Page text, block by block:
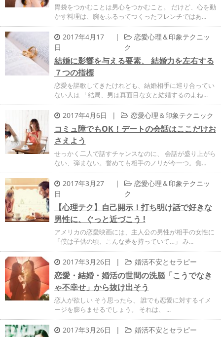
胃袋をつかむことは男心をつかむこと。 だけど、心を動
かす料理は、腕をふるってつくったフレンチではあ...
2017年4月17
日
|
恋愛心理＆印象テクニッ
ク
結婚に影響を与える要素、 結婚力を左右する
７つの指標
恋愛を謳歌してきたけれども、結婚相手に巡り合ってい
ない人は 「結局、男は真面目な女と結婚するのよね...
2017年4月6日 | 恋愛心理＆印象テクニック
コミュ障でもOK！デートの会話はここだけお
さえよう
せっかく二人で話すチャンスなのに、 会話が盛り上がら
ない、弾まない。誉めても相手のノリが今一つ。焦...
2017年3月27
日
|
恋愛心理＆印象テクニッ
ク
【心理テク】自己開示！打ち明け話で好きな
男性に、ぐっと近づこう !
アメリカの恋愛映画には、主人公の男性が相手の女性に
「僕は子供の頃、こんな夢を持っていて…」 み...
2017年3月26日 | 婚活不安とセラピー
恋愛・結婚・婚活の世間の洗脳「こうでなき
ゃ不幸せ」から抜け出そう
恋人が欲しい そう思ったら、 誰でも恋愛に対するイメ
ージを膨らませるでしょう。 それは、 ...
2017年3月26日 | 婚活不安とセラピー